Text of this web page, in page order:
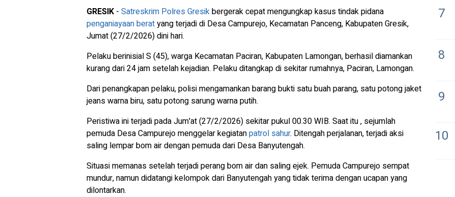
GRESIK - Satreskrim Polres Gresikbergerak cepat mengungkap kasus tindak pidana
penganiayaan beratyang terjadi di Desa Campurejo, Kecamatan Panceng, Kabupaten Gresik,
Jumat (27/2/2026) dini hari.
Pelaku berinisial S (45), warga Kecamatan Paciran, Kabupaten Lamongan, berhasil diamankan
kurang dari 24 jam setelah kejadian. Pelaku ditangkap di sekitar rumahnya, Paciran, Lamongan.
Dari penangkapan pelaku, polisi mengamankan barang bukti satu buah parang, satu potong jaket
jeans warna biru, satu potong sarung warna putih.
Peristiwa ini terjadi pada Jum'at (27/2/2026) sekitar pukul 00.30 WIB. Saat itu , sejumlah
pemuda Desa Campurejo menggelar kegiatanpatrol sahur. Ditengah perjalanan, terjadi aksi
saling lempar bom air dengan pemuda dari Desa Banyutengah.
Situasi memanas setelah terjadi perang bom air dan saling ejek. Pemuda Campurejo sempat
mundur, namun didatangi kelompok dari Banyutengah yang tidak terima dengan ucapan yang
dilontarkan.
7
8
9
10